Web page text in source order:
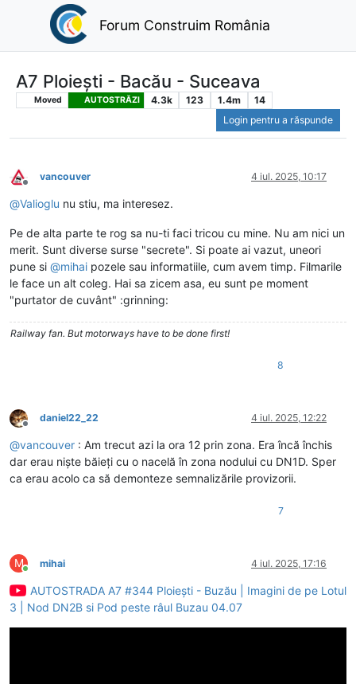
Forum Construim România
A7 Ploiești - Bacău - Suceava
Moved AUTOSTRĂZI 4.3k 123 1.4m
14
Login pentru a răspunde
Deconectat
vancouver 4 iul. 2025, 10:17
@Valioglu nu stiu, ma interesez.
Pe de alta parte te rog sa nu-ti faci tricou cu mine. Nu am nici un
merit. Sunt diverse surse "secrete". Si poate ai vazut, uneori
pune si @mihai pozele sau informatiile, cum avem timp. Filmarile
le face un alt coleg. Hai sa zicem asa, eu sunt pe moment
"purtator de cuvânt" :grinning:
Railway fan. But motorways have to be done first!
8
Deconectat
daniel22_22 4 iul. 2025, 12:22
@vancouver : Am trecut azi la ora 12 prin zona. Era încă închis
dar erau niște băieți cu o nacelă în zona nodului cu DN1D. Sper
ca erau acolo ca să demonteze semnalizările provizorii.
7
M
Conectat
mihai 4 iul. 2025, 17:16
AUTOSTRADA A7 #344 Ploiești - Buzău | Imagini de pe Lotul
3 | Nod DN2B si Pod peste râul Buzau 04.07